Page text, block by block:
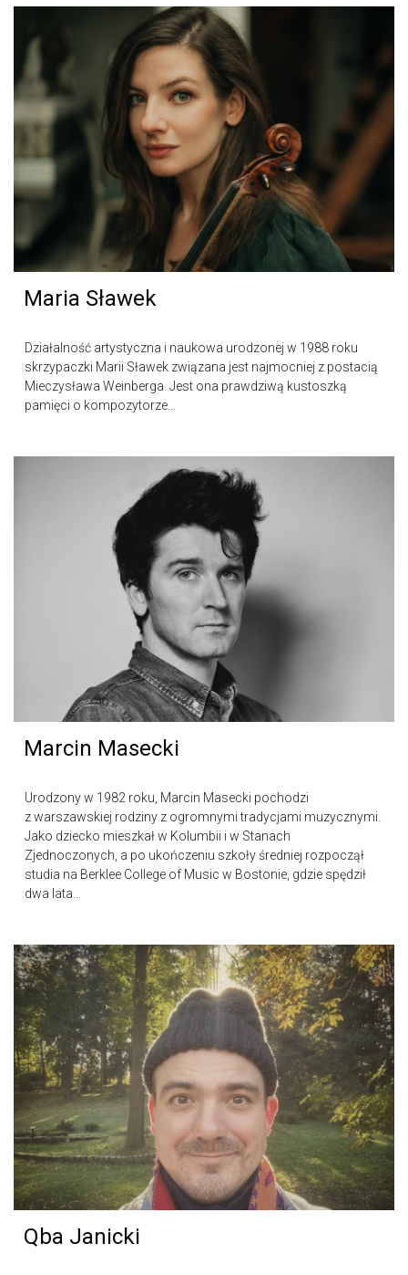
Maria Sławek
Działalność artystyczna i naukowa urodzonej w 1988 roku
skrzypaczki Marii Sławek związana jest najmocniej z postacią
Mieczysława Weinberga. Jest ona prawdziwą kustoszką
pamięci o kompozytorze...
Marcin Masecki
Urodzony w 1982 roku, Marcin Masecki pochodzi
z warszawskiej rodziny z ogromnymi tradycjami muzycznymi.
Jako dziecko mieszkał w Kolumbii i w Stanach
Zjednoczonych, a po ukończeniu szkoły średniej rozpoczął
studia na Berklee College of Music w Bostonie, gdzie spędził
dwa lata...
Qba Janicki